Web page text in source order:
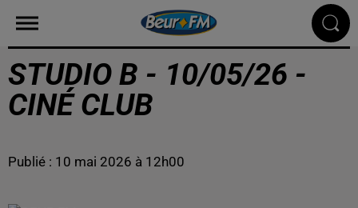
STUDIO B - 10/05/26 -
CINÉ CLUB
Publié : 10 mai 2026 à 12h00